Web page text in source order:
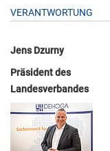
VERANTWORTUNG
Jens Dzurny
Präsident des
Landesverbandes